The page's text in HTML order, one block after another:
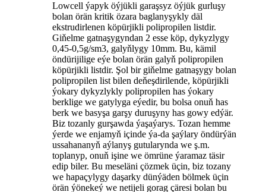
Lowcell ýapyk öýjükli garaşsyz öýjük gurluşy
bolan örän kritik özara baglanyşykly däl
ekstrudirlenen köpürjikli polipropilen listdir.
Giňelme gatnaşygyndan 2 esse köp, dykyzlygy
0,45-0,5g/sm3, galyňlygy 10mm. Bu, kämil
öndürijilige eýe bolan örän galyň polipropilen
köpürjikli listdir. Şol bir giňelme gatnaşygy bolan
polipropilen list bilen deňeşdirilende, köpürjikli
ýokary dykyzlykly polipropilen has ýokary
berklige we gatylyga eýedir, bu bolsa onuň has
berk we basyşa garşy duruşyny has gowy edýär.
Biz tozanly gurşawda ýaşaýarys. Tozan hemme
ýerde we enjamyň içinde ýa-da şaýlary öndürýän
ussahananyň aýlanyş gutularynda we ş.m.
toplanyp, onuň işine we ömrüne ýaramaz täsir
edip biler. Bu meseläni çözmek üçin, biz tozany
we hapaçylygy daşarky dünýäden bölmek üçin
örän ýönekeý we netijeli gorag çäresi bolan bu